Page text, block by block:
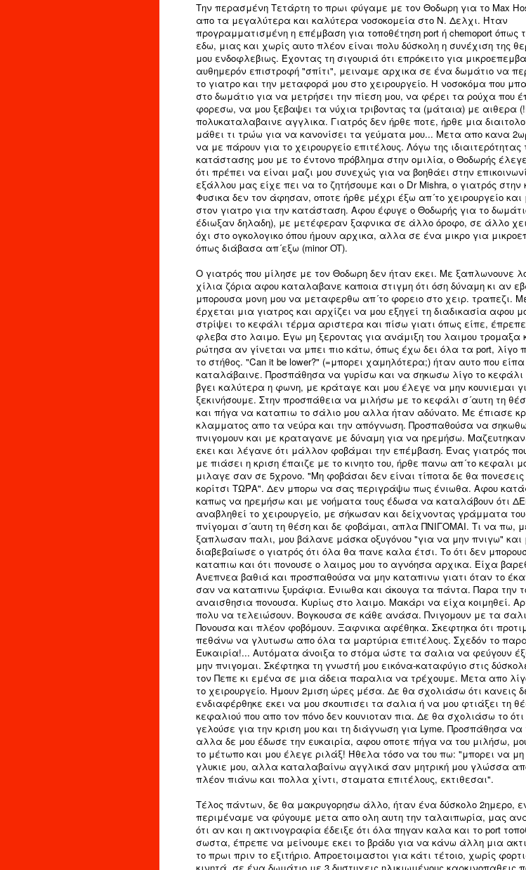
Την περασμένη Τετάρτη το πρωι φύγαμε με τον Θοδωρη για το Max
απο τα μεγαλύτερα και καλύτερα νοσοκομεία στο Ν. Δελχι. Ήταν
προγραμματισμένη η επέμβαση για τοποθέτηση port ή chemoport όπως
εδω, μιας και χωρίς αυτο πλέον είναι πολυ δύσκολη η συνέχιση της
μου ενδοφλεβιως. Έχοντας τη σιγουριά ότι επρόκειτο για
αυθημερόν επιστροφή "σπίτι", μειναμε αρχικα σε ένα δωμάτιο να
το γιατρο και την μεταφορά μου στο χειρουργείο. Η νοσοκόμα που
στο δωμάτιο για να μετρήσει την πίεση μου, να φέρει τα ρούχα που
φορεσω, να μου ξεβαψει τα νύχια τριβοντας τα (μάταια) με αιθερα
πολυκαταλαβαινε αγγλικα. Γιατρός δεν ήρθε ποτε, ήρθε μια
μάθει τι τρώω για να κανονίσει τα γεύματα μου... Μετα απο κανα
να με πάρουν για το χειρουργείο επιτέλους. Λόγω της ιδιαιτερότητας
κατάστασης μου με το έντονο πρόβλημα στην ομιλία, ο Θοδωρής
ότι πρέπει να είναι μαζι μου συνεχώς για να βοηθάει στην
εξάλλου μας είχε πει να το ζητήσουμε και ο Dr Mishra, ο γιατρός στην
Φυσικα δεν τον άφησαν, οποτε ήρθε μέχρι έξω απ´το χειρουργείο και
στον γιατρο για την κατάσταση. Αφου έφυγε ο Θοδωρής για το
έδιωξαν δηλαδη), με μετέφεραν ξαφνικα σε άλλο όροφο, σε άλλο
όχι στο ογκολογικο όπου ήμουν αρχικα, αλλα σε ένα μικρο για
όπως διάβασα απ´εξω (minor OT).
Ο γιατρός που μίλησε με τον Θοδωρη δεν ήταν εκει. Με ξαπλωνουνε
χίλια ζόρια αφου καταλαβανε καποια στιγμη ότι όση δύναμη κι αν
μπορουσα μονη μου να μεταφερθω απ´το φορειο στο χειρ. τραπεζι.
έρχεται μια γιατρος και αρχίζει να μου εξηγεί τη διαδικασία αφου
στρίψει το κεφάλι τέρμα αριστερα και πίσω γιατι όπως είπε,
φλεβα στο λαιμο. Εγω μη ξεροντας για ανάμιξη του λαιμου τρομαξα
ρώτησα αν γίνεται να μπει πιο κάτω, όπως έχω δει όλα τα port, λίγο
το στήθος. "Can it be lower?" (=μπορει χαμηλότερα;) ήταν αυτο που
καταλάβαινε. Προσπάθησα να γυρίσω και να σηκωσω λίγο το κεφάλι
βγει καλύτερα η φωνη, με κράταγε και μου έλεγε να μην κουνιεμαι
ξεκινήσουμε. Στην προσπάθεια να μιλήσω με το κεφάλι σ´αυτη τη
και πήγα να καταπιω το σάλιο μου αλλα ήταν αδύνατο. Με έπιασε
κλαμματος απο τα νεύρα και την απόγνωση. Προσπαθούσα να σηκωθω
πνιγομουν και με κραταγανε με δύναμη για να ηρεμήσω.
εκει και λέγανε ότι μάλλον φοβάμαι την επέμβαση. Ένας γιατρός
με πιάσει η κριση έπαιζε με το κινητο του, ήρθε πανω απ´το κεφαλι
μιλαγε σαν σε 5χρονο. "Μη φοβάσαι δεν είναι τίποτα δε θα
κορίτσι ΤΩΡΑ". Δεν μπορω να σας περιγράψω πως ένιωθα. Αφου
καπως να ηρεμήσω και με νοήματα τους έδωσα να καταλάβουν ότι
αναβληθεί το χειρουργείο, με σήκωσαν και δείχνοντας γράμματα
πνίγομαι σ´αυτη τη θέση και δε φοβάμαι, απλα ΠΝΙΓΟΜΑΙ. Τι να πω,
ξαπλωσαν παλι, μου βάλανε μάσκα οξυγόνου "για να μην πνιγω" και
διαβεβαίωσε ο γιατρός ότι όλα θα πανε καλα έτσι. Το ότι δεν
καταπιω και ότι πονουσε ο λαιμος μου το αγνόησα αρχικα. Είχα
Ανεπνεα βαθιά και προσπαθούσα να μην καταπινω γιατι όταν το
σαν να καταπινω ξυράφια. Ένιωθα και άκουγα τα πάντα. Παρα την
αναισθησια πονουσα. Κυρίως στο λαιμο. Μακάρι να είχα κοιμηθεί.
πολυ να τελειώσουν. Βογκουσα σε κάθε ανάσα. Πνιγομουν με τα
Πονουσα και πλέον φοβόμουν. Ξαφνικα αφέθηκα. Σκεφτηκα ότι
πεθάνω να γλυτωσω απο όλα τα μαρτύρια επιτέλους. Σχεδόν το
Ευκαιρία!... Αυτόματα άνοιξα το στόμα ώστε τα σαλια να φεύγουν
μην πνιγομαι. Σκέφτηκα τη γνωστή μου εικόνα-καταφύγιο στις
τον Πεπε κι εμένα σε μια άδεια παραλια να τρέχουμε. Μετα απο
το χειρουργείο. Ήμουν 2μιση ώρες μέσα. Δε θα σχολιάσω ότι κανεις
ενδιαφέρθηκε εκει να μου σκουπισει τα σαλια ή να μου φτιάξει τη
κεφαλιού που απο τον πόνο δεν κουνιοταν πια. Δε θα σχολιάσω το ότι
γελούσε για την κριση μου και τη διάγνωση για Lyme. Προσπάθησα να
αλλα δε μου έδωσε την ευκαιρία, αφου οποτε πήγα να του μιλήσω,
το μέτωπο και μου έλεγε ριλάξ! Ήθελα τόσο να του πω: "μπορει να
γλυκιε μου, αλλα καταλαβαίνω αγγλικά σαν μητρική μου γλώσσα
πλέον πιάνω και πολλα χίντι, σταματα επιτέλους, εκτιθεσαι".
Τέλος πάντων, δε θα μακρυγορησω άλλο, ήταν ένα δύσκολο 2ημερο,
περιμέναμε να φύγουμε μετα απο ολη αυτη την ταλαιπωρία, μας
ότι αν και η ακτινογραφία έδειξε ότι όλα πηγαν καλα και το port
σωστα, έπρεπε να μείνουμε εκει το βράδυ για να κάνω άλλη μια
το πρωι πριν το εξιτήριο. Απροετοιμαστοι για κάτι τέτοιο, χωρίς